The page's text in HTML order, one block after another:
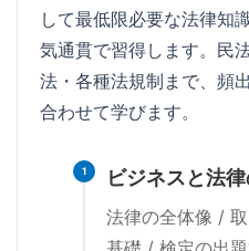
して最低限必要な法律知
気通貫で習得します。民
法・各種法規制まで、頻
合わせて学びます。
1 ビジネスと法
法律の全体像 /